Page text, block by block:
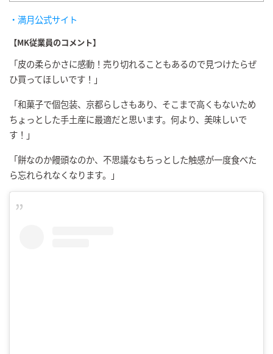
・満月公式サイト
【MK従業員のコメント】
「皮の柔らかさに感動！売り切れることもあるので見つけたらぜ
ひ買ってほしいです！」
「和菓子で個包装、京都らしさもあり、そこまで高くもないため
ちょっとした手土産に最適だと思います。何より、美味しいで
す！」
「餅なのか饅頭なのか、不思議なもちっとした触感が一度食べた
ら忘れられなくなります。」